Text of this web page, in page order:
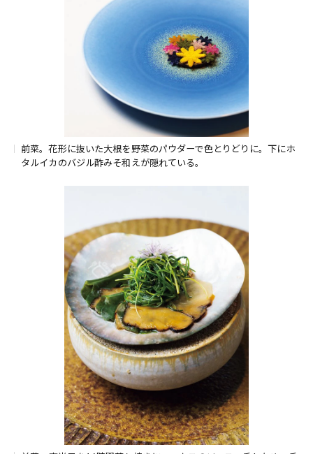
前菜。花形に抜いた大根を野菜のパウダーで色とりどりに。下にホ
タルイカのバジル酢みそ和えが隠れている。